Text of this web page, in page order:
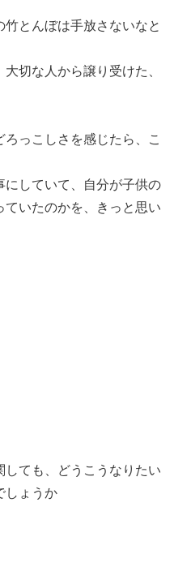
とんぼは手放さないなと
切な人から譲り受けた、
っこしさを感じたら、こ
していて、自分が子供の
いたのかを、きっと思い
ても、どうこうなりたい
しょうか